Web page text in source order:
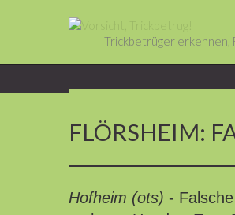
Trickbetrüger erkennen,
FLÖRSHEIM:
Hofheim (ots) -